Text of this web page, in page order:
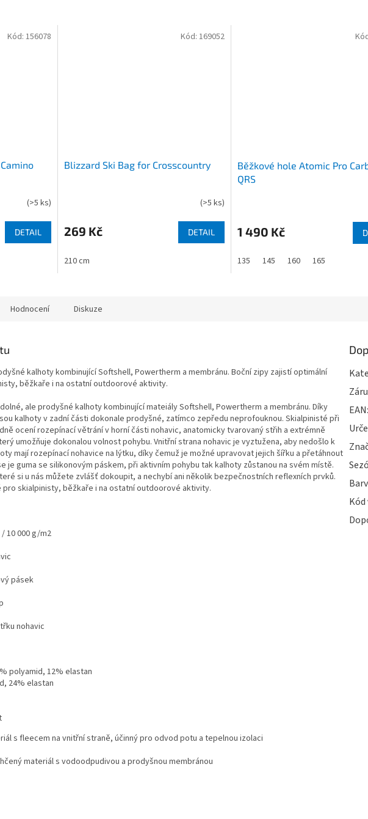
(>5 ks)
DETAIL
Kód: 156078
Blizzard Ski Bag for Crosscountry
(>5 ks)
269 Kč DETAIL
210 cm
Kód: 169052
Běžkové hole Atomic Pro
QRS
1 490 Kč
135 145 160 165
Hodnocení Diskuze
kalhoty kombinující Softshell, Powertherm a membránu. Boční zipy zajistí optimální
běžkaře i na ostatní outdoorové aktivity.
ale prodyšné kalhoty kombinující mateiály Softshell, Powertherm a membránu. Díky
kalhoty v zadní části dokonale prodyšné, zatímco zepředu neprofouknou. Skialpinisté při
ocení rozepínací větrání v horní části nohavic, anatomicky tvarovaný střih a extrémně
umožňuje dokonalou volnost pohybu. Vnitřní strana nohavic je vyztužena, aby nedošlo k
mají rozepínací nohavice na lýtku, díky čemuž je možné upravovat jejich šířku a přetáhnout
je guma se silikonovým páskem, při aktivním pohybu tak kalhoty zůstanou na svém místě.
si u nás můžete zvlášť dokoupit, a nechybí ani několik bezpečnostních reflexních prvků.
pro skialpinisty, běžkaře i na ostatní outdoorové aktivity.
10 000 g/m2
pásek
nohavic
polyamid, 12% elastan
24% elastan
s fleecem na vnitřní straně, účinný pro odvod potu a tepelnou izolaci
materiál s vodoodpudivou a prodyšnou membránou
EAN